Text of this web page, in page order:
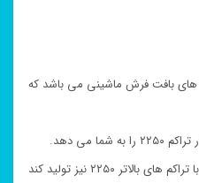
های بافت فرش ماشینی می باشد که
این دستگاه می تواند فرش ۷۰۰ شانه با تراکم های بالاتر ۲۲۵۰ نیز تولید کند